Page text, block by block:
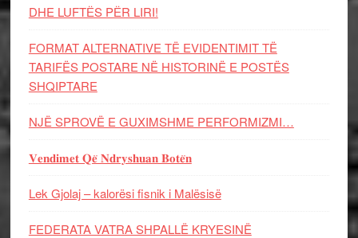
DHE LUFTЁS PЁR LIRI!
FORMAT ALTERNATIVE TË EVIDENTIMIT TË
TARIFËS POSTARE NË HISTORINË E POSTËS
SHQIPTARE
NJË SPROVË E GUXIMSHME PERFORMIZMI…
𝐕𝐞𝐧𝐝𝐢𝐦𝐞𝐭 𝐐𝐞̈ 𝐍𝐝𝐫𝐲𝐬𝐡𝐮𝐚𝐧 𝐁𝐨𝐭𝐞̈𝐧
Lek Gjolaj – kalorësi fisnik i Malësisë
FEDERATA VATRA SHPALLË KRYESINË